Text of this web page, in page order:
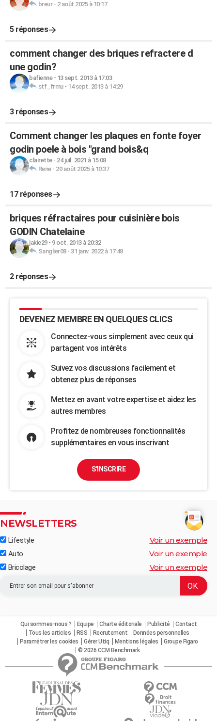
breur- 2 août 2025 à 10:17
5 réponses
comment changer des briques refractere d
une godin?
bafienne- 13 sept. 2013 à 17:03
stf_frmu- 14 sept. 2013 à 14:29
3 réponses
Comment changer les plaques en fonte foyer
godin poele à bois "grand bois&q
clairette- 24 juil. 2021 à 15:08
Rene- 20 août 2025 à 10:37
17 réponses
briques réfractaires pour cuisinière bois
GODIN Chatelaine
jakie29- 9 oct. 2013 à 20:32
Sanglier08- 31 janv. 2022 à 17:48
2 réponses
DEVENEZ MEMBRE EN QUELQUES CLICS
Connectez-vous simplement avec ceux qui
partagent vos intérêts
Suivez vos discussions facilement et
obtenez plus de réponses
Mettez en avant votre expertise et aidez les
autres membres
Profitez de nombreuses fonctionnalités
supplémentaires en vous inscrivant
S'INSCRIRE
NEWSLETTERS
Lifestyle Voir un exemple
Auto Voir un exemple
Bricolage Voir un exemple
Qui sommes-nous ? Equipe Charte éditoriale Publicité
Contact
Tous les articles
RSS Recrutement
Données personnelles
Paramétrer les cookies
Gérer Utiq Mentions légales
Groupe Figaro
© 2026 CCM Benchmark